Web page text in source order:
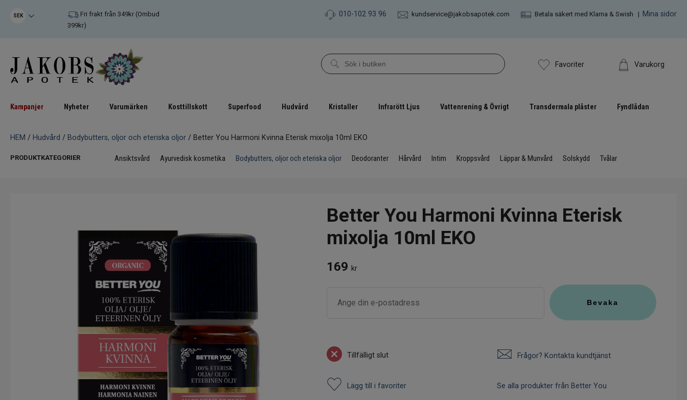
SEK
Fri frakt från 349kr (Ombud
399kr)
010-102 93 96 kundservice@jakobsapotek.com Betala säkert med Klarna & Swish | Mina sidor
Favoriter Varukorg
Kampanjer Nyheter Varumärken Kosttillskott Superfood Hudvård Kristaller Infrarött Ljus Vattenrening & Övrigt Transdermala plåster Fyndlådan
HEM / Hudvård / Bodybutters, oljor och eteriska oljor / Better You Harmoni Kvinna Eterisk mixolja 10ml EKO
PRODUKTKATEGORIER Ansiktsvård Ayurvedisk kosmetika Bodybutters, oljor och eteriska oljor Deodoranter Hårvård Intim Kroppsvård Läppar & Munvård Solskydd Tvålar
Better You Harmoni Kvinna Eterisk
mixolja 10ml EKO
169kr
Tillfälligt slut Frågor? Kontakta kundtjänst
Lägg till i favoriter Se alla produkter från Better You